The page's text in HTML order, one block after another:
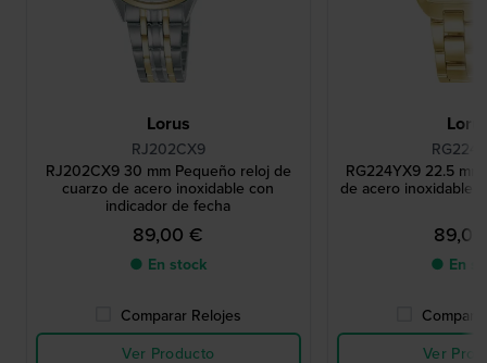
Lorus
RJ202CX9
RJ202CX9 30 mm Pequeño reloj de
cuarzo de acero inoxidable con
indicador de fecha
89,00 €
● En stock
Comparar Relojes
Ver Producto
RG224YX9 22.5
de acero inoxidable
● En
Ver